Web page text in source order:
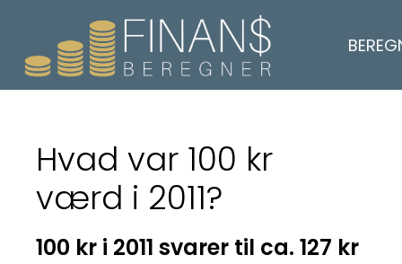
Hvad var 100 kr
værd i 2011?
100 kr i 2011 svarer til ca. 127 kr